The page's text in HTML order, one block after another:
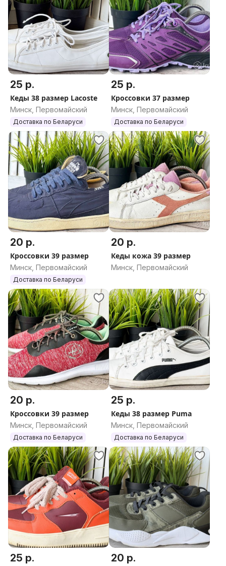
25 р.
Кеды 38 размер Lacoste
Минск, Первомайский
Доставка по Беларуси
25 р.
Кроссовки 37 размер
Минск, Первомайский
Доставка по Беларуси
20 р.
Кроссовки 39 размер
Минск, Первомайский
Доставка по Беларуси
20 р.
Кеды кожа 39 размер
Минск, Первомайский
20 р.
Кроссовки 39 размер
Минск, Первомайский
Доставка по Беларуси
25 р.
Кеды 38 размер Puma
Минск, Первомайский
Доставка по Беларуси
25 р. 20 р.